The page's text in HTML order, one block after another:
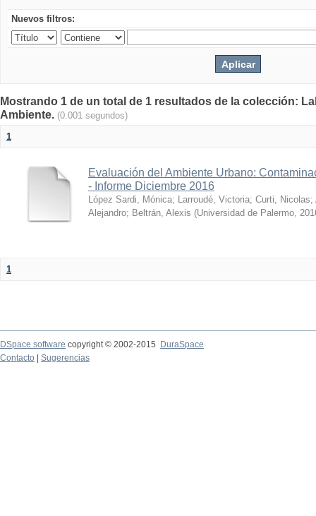
Nuevos filtros:
Mostrando 1 de un total de 1 resultados de la colección:
Ambiente. (0.001 segundos)
1
Evaluación del Ambiente Urbano:
- Informe Diciembre 2016
López Sardi, Mónica; Larroudé, Victoria; Curti, Nicolas;
Alejandro; Beltrán, Alexis (Universidad de Palermo,
1
DSpace software copyright © 2002-2015
DuraSpace
Contacto
Sugerencias